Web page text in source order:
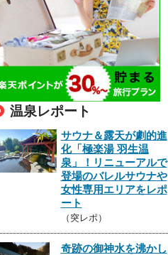
温泉レポート
サウナ＆露天が劇的進
化「極楽湯 羽生温
泉」！リニューアルで
登場のバレルサウナや
女性専用エリアをレポ
ート
（突レポ）
奇跡の御神水を沸かし